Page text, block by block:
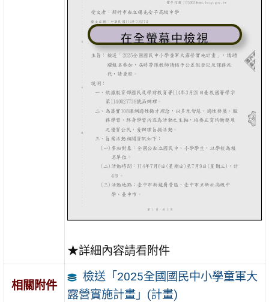
在全螢幕中檢視
★詳細內容請看附件
相關附件
檢送「2025全國國民中小學童軍大
露營實施計畫」(計畫)